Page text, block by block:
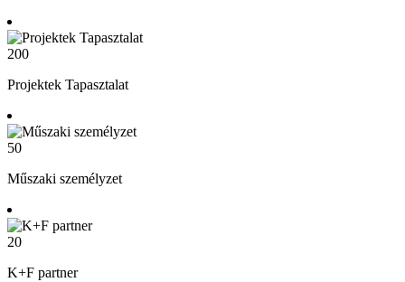
200
Projektek Tapasztalat
50
Műszaki személyzet
20
K+F partner